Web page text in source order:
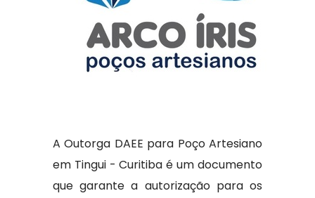
A Outorga DAEE para Poço Artesiano
em Tingui - Curitiba é um documento
que garante a autorização para os